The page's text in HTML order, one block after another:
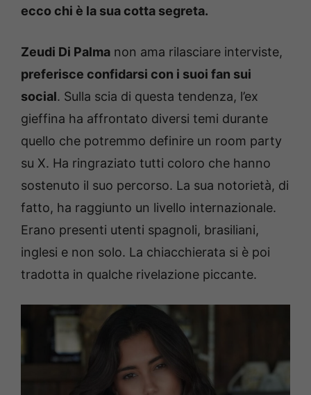
ecco chi è la sua cotta segreta.
Zeudi Di Palma non ama rilasciare interviste,
preferisce confidarsi con i suoi fan sui
social. Sulla scia di questa tendenza, l’ex
gieffina ha affrontato diversi temi durante
quello che potremmo definire un room party
su X. Ha ringraziato tutti coloro che hanno
sostenuto il suo percorso. La sua notorietà, di
fatto, ha raggiunto un livello internazionale.
Erano presenti utenti spagnoli, brasiliani,
inglesi e non solo. La chiacchierata si è poi
tradotta in qualche rivelazione piccante.